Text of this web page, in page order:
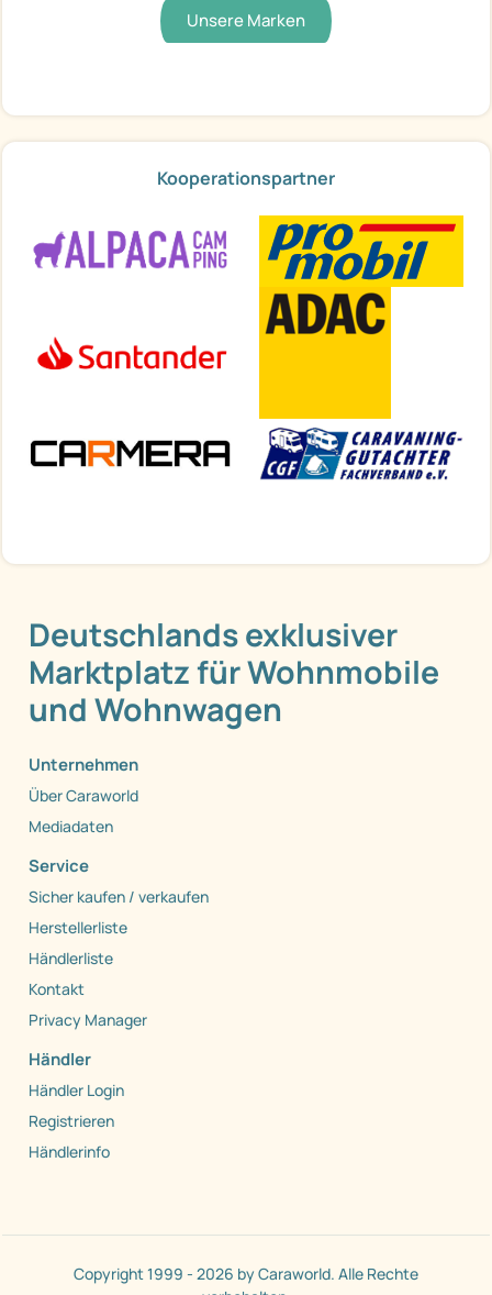
Unsere Marken
Kooperationspartner
Deutschlands exklusiver
Marktplatz für Wohnmobile
und Wohnwagen
Unternehmen
Über Caraworld
Mediadaten
Service
Sicher kaufen / verkaufen
Herstellerliste
Händlerliste
Kontakt
Privacy Manager
Händler
Händler Login
Registrieren
Händlerinfo
Copyright 1999 - 2026 by Caraworld. Alle Rechte